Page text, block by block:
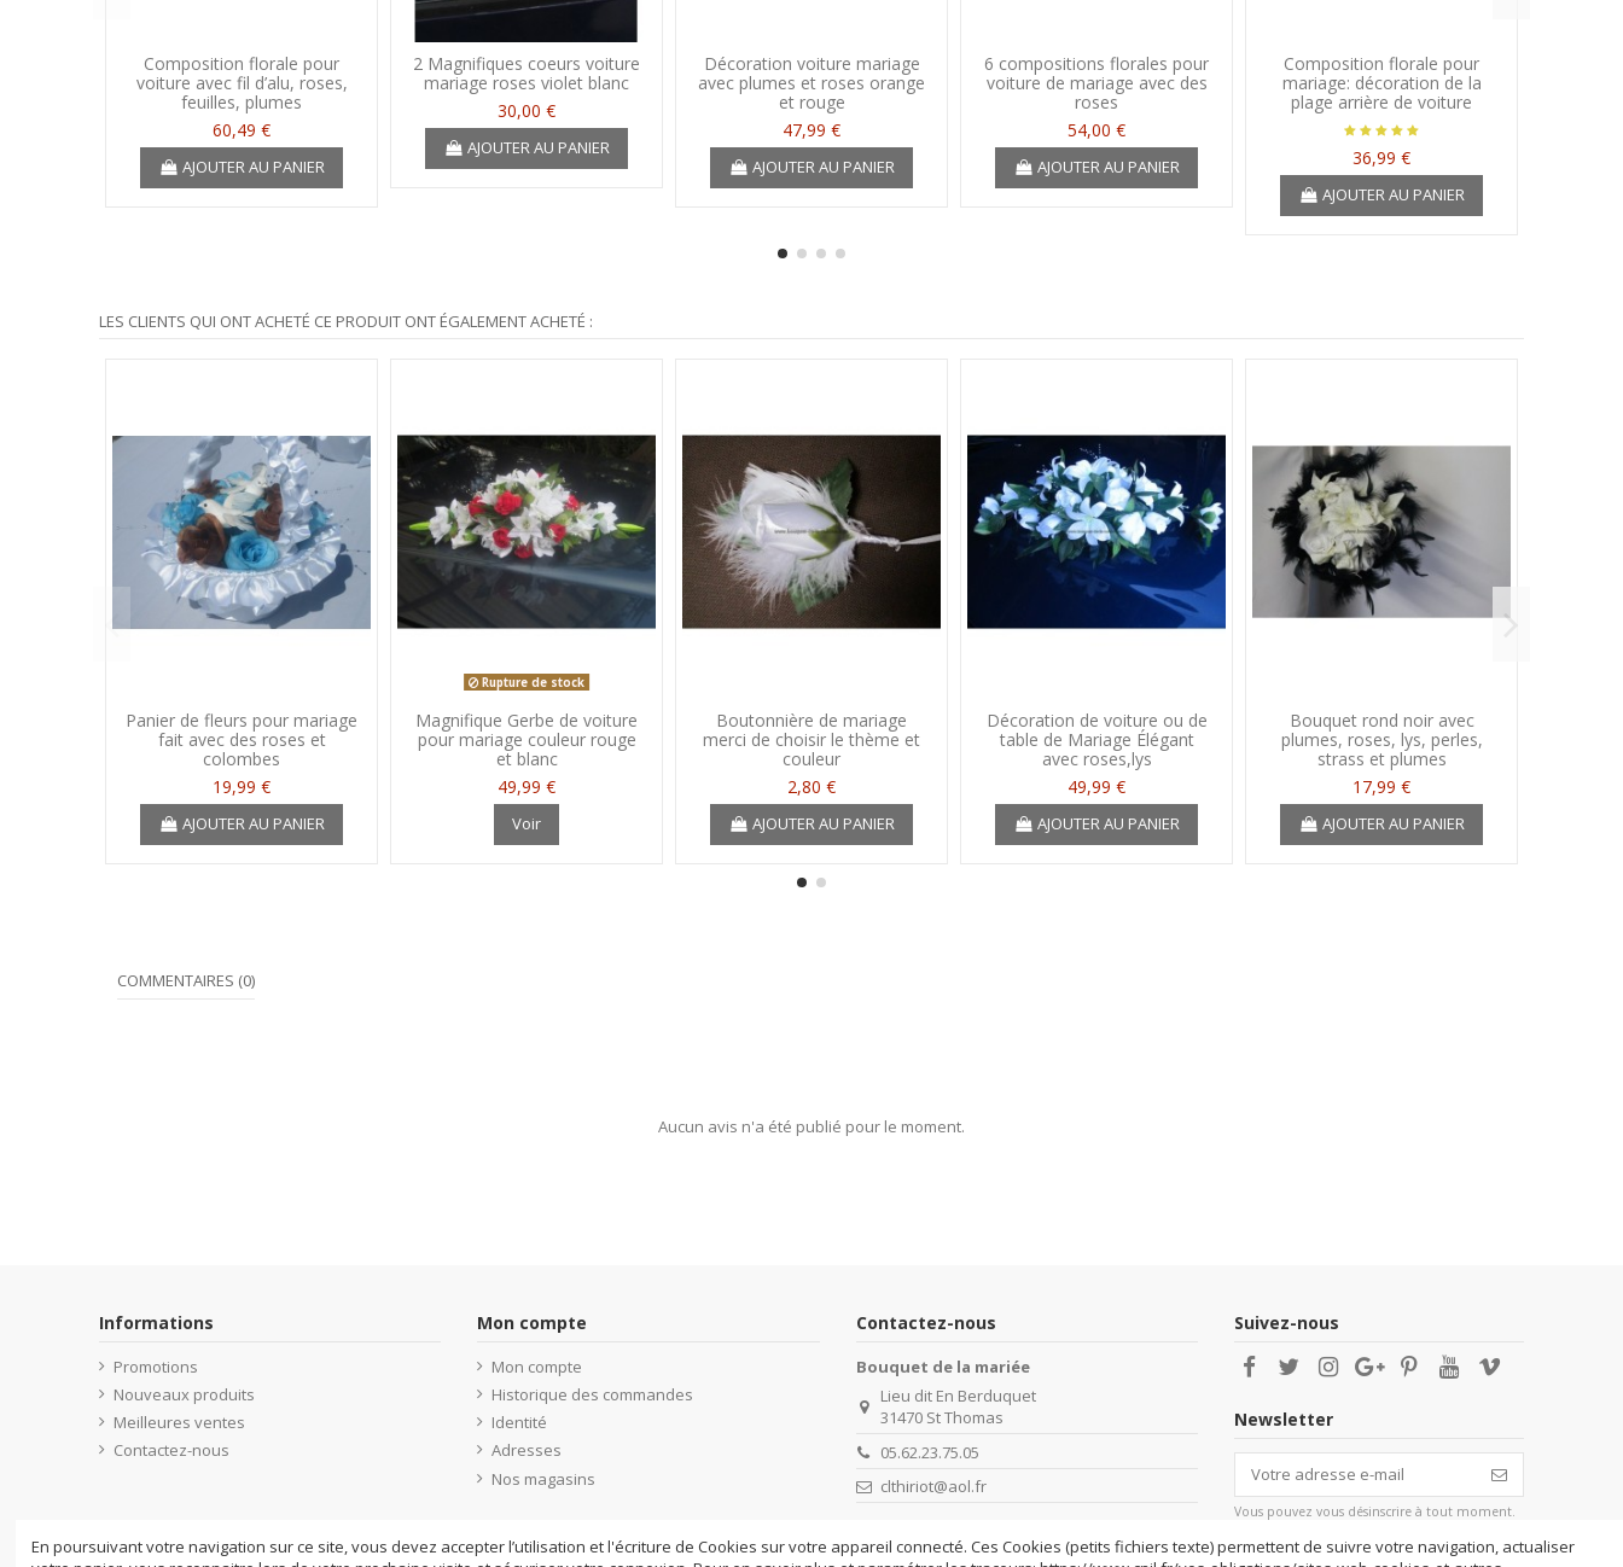
Composition florale pour
voiture avec fil d’alu, roses,
feuilles, plumes
60,49 €
AJOUTER AU PANIER
2 Magnifiques coeurs voiture
mariage roses violet blanc
30,00 €
AJOUTER AU PANIER
Décoration voiture mariage
avec plumes et roses orange
et rouge
47,99 €
AJOUTER AU PANIER
6 compositions florales pour
voiture de mariage avec des
roses
54,00 €
AJOUTER AU PANIER
Composition florale pour
mariage: décoration de la
plage arrière de voiture
36,99 €
AJOUTER AU PANIER
LES CLIENTS QUI ONT ACHETÉ CE PRODUIT ONT ÉGALEMENT ACHETÉ :
Panier de fleurs pour mariage
fait avec des roses et
colombes
19,99 €
AJOUTER AU PANIER
Rupture de stock
Magnifique Gerbe de voiture
pour mariage couleur rouge
et blanc
49,99 €
Voir
Boutonnière de mariage
merci de choisir le thème et
couleur
2,80 €
AJOUTER AU PANIER
Décoration de voiture ou de
table de Mariage Élégant
avec roses,lys
49,99 €
AJOUTER AU PANIER
Bouquet rond noir avec
plumes, roses, lys, perles,
strass et plumes
17,99 €
AJOUTER AU PANIER
COMMENTAIRES (0)
Aucun avis n'a été publié pour le moment.
Informations
Promotions
Nouveaux produits
Meilleures ventes
Contactez-nous
Mon compte
Mon compte
Historique des commandes
Identité
Adresses
Nos magasins
Contactez-nous
Bouquet de la mariée
Lieu dit En Berduquet
31470 St Thomas
05.62.23.75.05
clthiriot@aol.fr
Suivez-nous
Newsletter
Vous pouvez vous désinscrire à tout moment.
contact dans les conditions d'utilisation du
site.
En poursuivant votre navigation sur ce site, vous devez accepter l’utilisation et l'écriture de Cookies sur votre appareil connecté. Ces Cookies (petits fichiers texte) permettent de suivre votre navigation, actualiser